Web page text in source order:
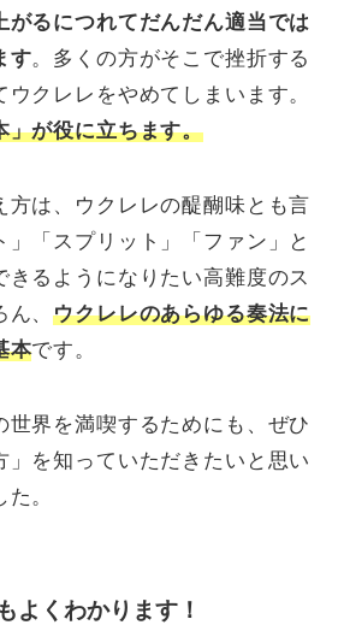
がるにつれてだんだん適当では
す。多くの方がそこで挫折する
クレレをやめてしまいます。
」が役に立ちます。
方は、ウクレレの醍醐味とも言
」「スプリット」「ファン」と
きるようになりたい高難度のス
ん、ウクレレのあらゆる奏法に
本です。
世界を満喫するためにも、ぜひ
」を知っていただきたいと思い
。
よくわかります！